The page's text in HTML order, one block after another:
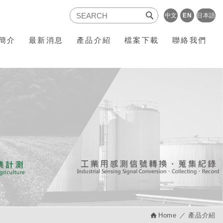
中文 EN 日本語
介 最新消息 產品介紹 檔案下載 聯絡我們
Home 產品介紹